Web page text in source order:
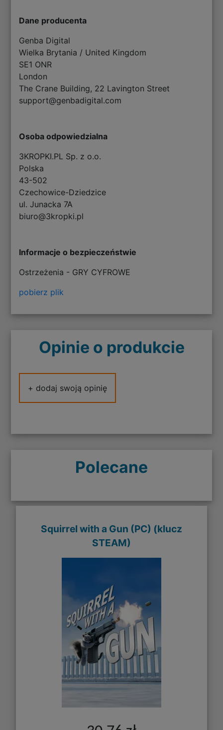
Dane producenta
Genba Digital
Wielka Brytania / United Kingdom
SE1 ONR
London
The Crane Building, 22 Lavington Street
support@genbadigital.com
Osoba odpowiedzialna
3KROPKI.PL Sp. z o.o.
Polska
43-502
Czechowice-Dziedzice
ul. Junacka 7A
biuro@3kropki.pl
Informacje o bezpieczeństwie
Ostrzeżenia - GRY CYFROWE
pobierz plik
Opinie o produkcie
+ dodaj swoją opinię
Polecane
Squirrel with a Gun (PC) (klucz
STEAM)